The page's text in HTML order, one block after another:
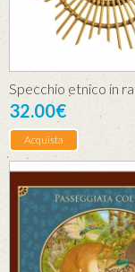
Specchio etnico in
32.00€
Acquista